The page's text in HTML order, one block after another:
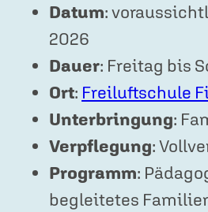
Datum:
2026
Dauer: Freitag bis
Ort: Freiluftschule
Unterbringung:
Verpflegung:
Programm:
begleitetes